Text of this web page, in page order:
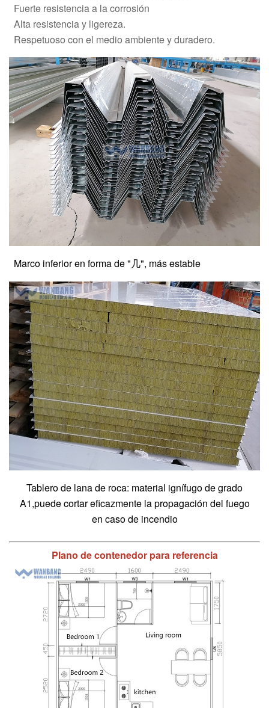
Fuerte resistencia a la corrosión
Alta resistencia y ligereza.
Respetuoso con el medio ambiente y duradero.
Marco inferior en forma de "几", más estable
Tablero de lana de roca: material ignífugo de grado
A1,puede cortar eficazmente la propagación del fuego
en caso de incendio
Plano de contenedor para referencia